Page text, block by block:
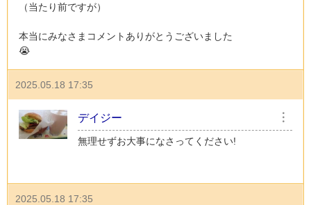
（当たり前ですが）
本当にみなさまコメントありがとうございました
😭
2025.05.18 17:35
デイジー ︙
無理せずお大事になさってください!
2025.05.18 17:35